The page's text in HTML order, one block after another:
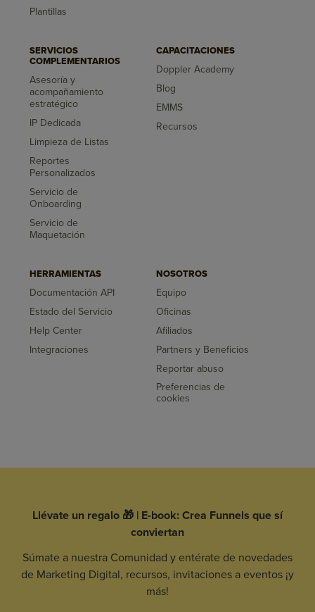
Plantillas
SERVICIOS
COMPLEMENTARIOS
Asesoría y
acompañamiento
estratégico
IP Dedicada
Limpieza de Listas
Reportes
Personalizados
Servicio de
Onboarding
Servicio de
Maquetación
CAPACITACIONES
Doppler Academy
Blog
EMMS
Recursos
HERRAMIENTAS
Documentación API
Estado del Servicio
Help Center
Integraciones
NOSOTROS
Equipo
Oficinas
Afiliados
Partners y Beneficios
Reportar abuso
Preferencias de
cookies
Llévate un regalo 🎁 | E-book: Crea Funnels que sí
conviertan
Súmate a nuestra Comunidad y entérate de novedades
de Marketing Digital, recursos, invitaciones a eventos ¡y
más!